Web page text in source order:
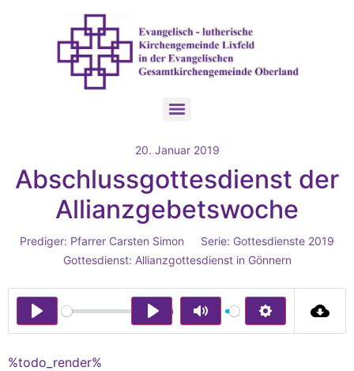
20. Januar 2019
Abschlussgottesdienst der
Allianzgebetswoche
Prediger: Pfarrer Carsten Simon Serie: Gottesdienste 2019
Gottesdienst: Allianzgottesdienst in Gönnern
Play
00:00
Mute Settings
Play
%todo_render%